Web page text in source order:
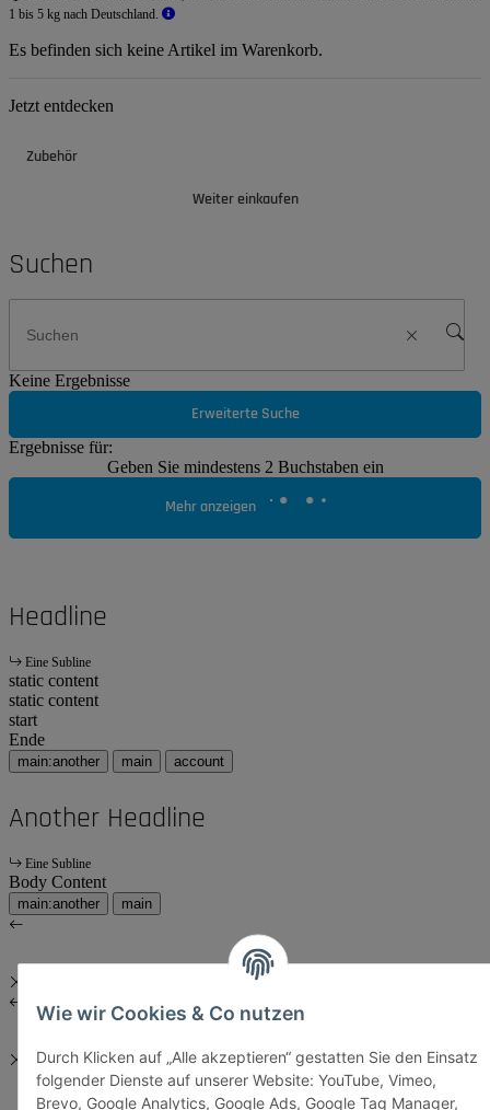
Wie wir Cookies & Co nutzen
Durch Klicken auf „Alle akzeptieren“ gestatten Sie den Einsatz
folgender Dienste auf unserer Website: YouTube, Vimeo,
Brevo, Google Analytics, Google Ads, Google Tag Manager,
1 bis 5 kg nach Deutschland.
Es befinden sich keine Artikel im Warenkorb.
Jetzt entdecken
Zubehör
Weiter einkaufen
Suchen
Keine Ergebnisse
Erweiterte Suche
Ergebnisse für:
Geben Sie mindestens 2 Buchstaben ein
Mehr anzeigen
Headline
Eine Subline
static content
static content
start
Ende
main:another main account
Another Headline
Eine Subline
Body Content
main:another main